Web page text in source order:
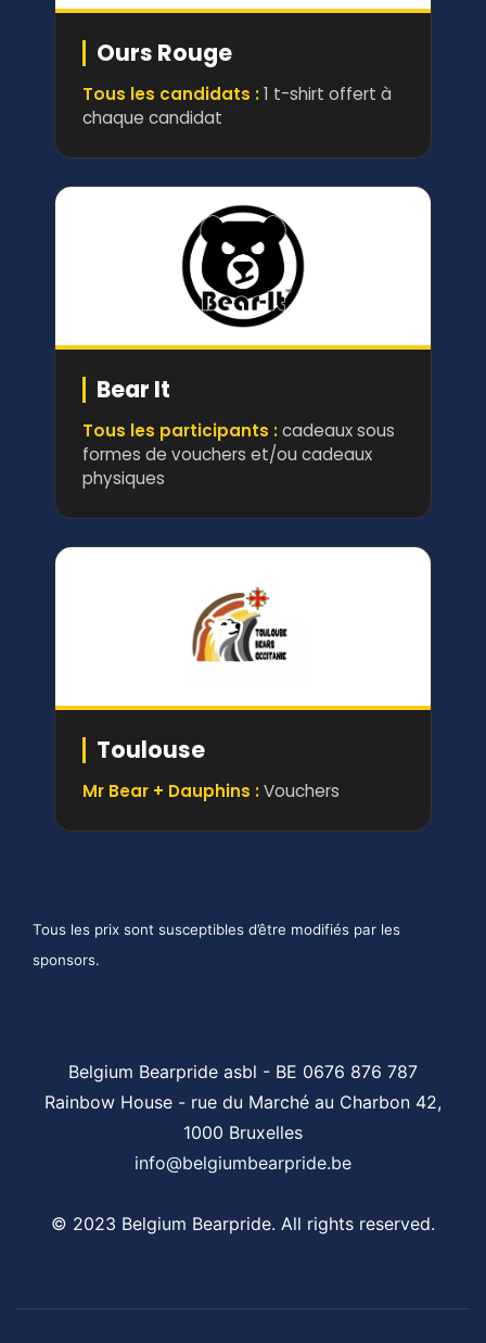
Ours Rouge
Tous les candidats :1 t-shirt offert à
chaque candidat
Bear It
Tous les participants :cadeaux sous
formes de vouchers et/ou cadeaux
physiques
Toulouse
Mr Bear + Dauphins :Vouchers
Tous les prix sont susceptibles d’être modifiés par les
sponsors.
Belgium Bearpride asbl - BE 0676 876 787
Rainbow House - rue du Marché au Charbon 42,
1000 Bruxelles
info@belgiumbearpride.be
© 2023 Belgium Bearpride. All rights reserved.